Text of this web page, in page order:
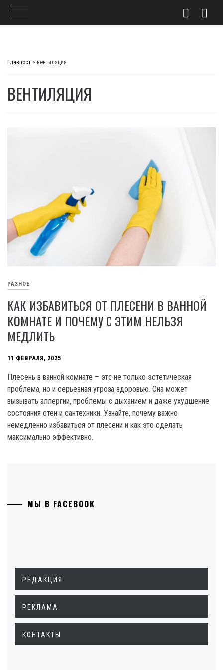
Главпост > вентиляция
ВЕНТИЛЯЦИЯ
РАЗНОЕ
КАК ИЗБАВИТЬСЯ ОТ ПЛЕСЕНИ В ВАННОЙ
КОМНАТЕ И ПОЧЕМУ С ЭТИМ НЕЛЬЗЯ
МЕДЛИТЬ
11 ФЕВРАЛЯ, 2025
Плесень в ванной комнате – это не только эстетическая
проблема, но и серьезная угроза здоровью. Она может
вызывать аллергии, проблемы с дыханием и даже ухудшение
состояния стен и сантехники. Узнайте, почему важно
немедленно избавиться от плесени и как это сделать
максимально эффективно.
МЫ В FACEBOOK
РЕДАКЦИЯ
РЕКЛАМА
КОНТАКТЫ